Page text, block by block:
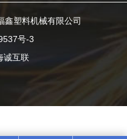
塑料机械有限公司
号-3
诚互联